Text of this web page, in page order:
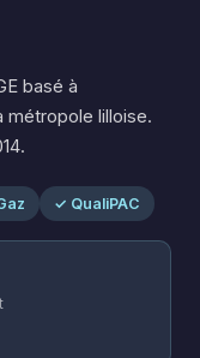
basé à
métropole lilloise.
✓ QualiPAC